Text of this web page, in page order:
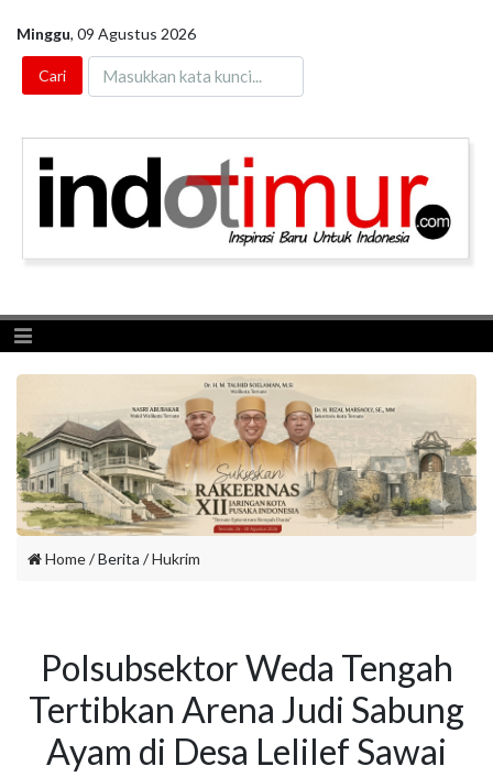
Minggu, 09 Agustus 2026
Toggle navigation
Home/ Berita /Hukrim
Polsubsektor Weda Tengah
Tertibkan Arena Judi Sabung
Ayam di Desa Lelilef Sawai